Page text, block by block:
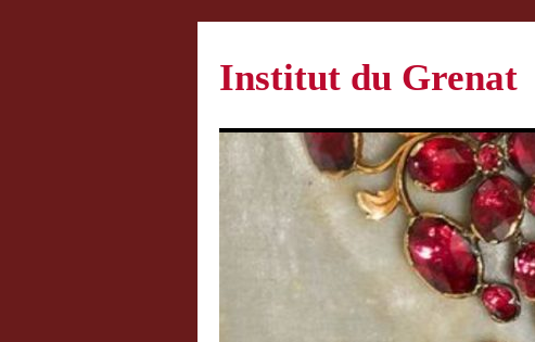
Institut du Grenat